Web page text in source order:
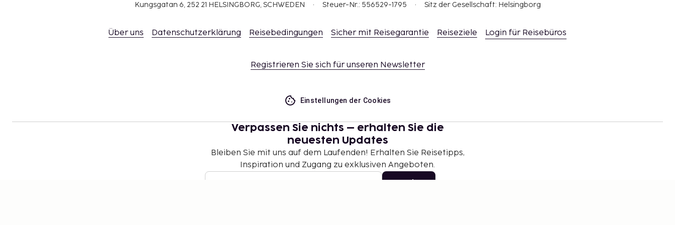
Kungsgatan 6, 252 21 HELSINGBORG, SCHWEDEN Steuer-Nr.: 556529-1795 Sitz der Gesellschaft: Helsingborg
Über uns Datenschutzerklärung Reisebedingungen Sicher mit Reisegarantie Reiseziele Login für Reisebüros
Registrieren Sie sich für unseren Newsletter
Einstellungen der Cookies
Verpassen Sie nichts – erhalten Sie die
neuesten Updates
Bleiben Sie mit uns auf dem Laufenden! Erhalten Sie Reisetipps,
Inspiration und Zugang zu exklusiven Angeboten.